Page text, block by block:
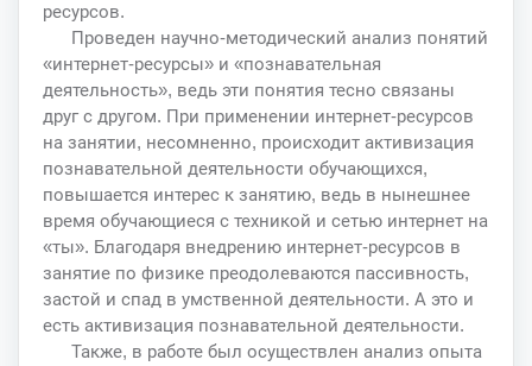
ресурсов.
Проведен научно-методический анализ понятий
«интернет-ресурсы» и «познавательная
деятельность», ведь эти понятия тесно связаны
друг с другом. При применении интернет-ресурсов
на занятии, несомненно, происходит активизация
познавательной деятельности обучающихся,
повышается интерес к занятию, ведь в нынешнее
время обучающиеся с техникой и сетью интернет на
«ты». Благодаря внедрению интернет-ресурсов в
занятие по физике преодолеваются пассивность,
застой и спад в умственной деятельности. А это и
есть активизация познавательной деятельности.
Также, в работе был осуществлен анализ опыта